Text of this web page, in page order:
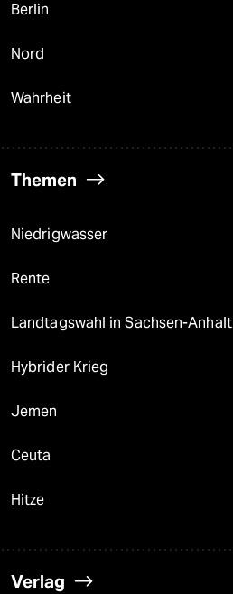
Berlin
Nord
Wahrheit
Themen
Niedrigwasser
Rente
Landtagswahl in Sachsen-Anhalt
Hybrider Krieg
Jemen
Ceuta
Hitze
Verlag